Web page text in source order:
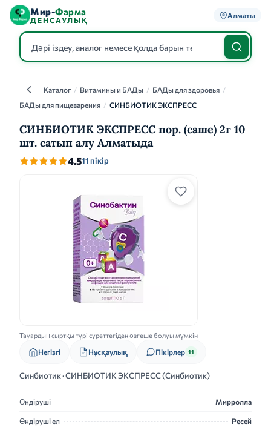
Мир-Фарма
ДЕНСАУЛЫҚ
Алматы
КаталогКаталог / Витамины и БАДы / БАДы для здоровья /
БАДы для пищеварения / СИНБИОТИК ЭКСПРЕСС
СИНБИОТИК ЭКСПРЕСС пор. (саше) 2г 10
шт. сатып алу Алматыда
4.511 пікір
Тауардың сыртқы түрі суреттегіден өзгеше болуы мүмкін
Негізгі Нұсқаулық Пікірлер 11
Синбиотик · СИНБИОТИК ЭКСПРЕСС (Синбиотик)
Өндіруші Мирролла
Өндіруші ел Ресей